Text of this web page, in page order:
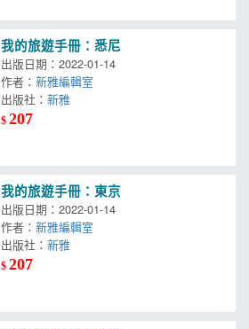
我的旅遊手冊：悉尼
出版日期：2022-01-14
作者：新雅編輯室
出版社：
$207
我的旅遊手冊：東京
出版日期：2022-01-14
作者：新雅編輯室
出版社：
$207